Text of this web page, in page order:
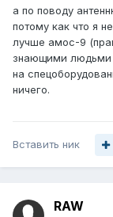
а по поводу
потому как что я
лучше амос-9
знающими людьми
на
ничего.
Вставить ник
RAW